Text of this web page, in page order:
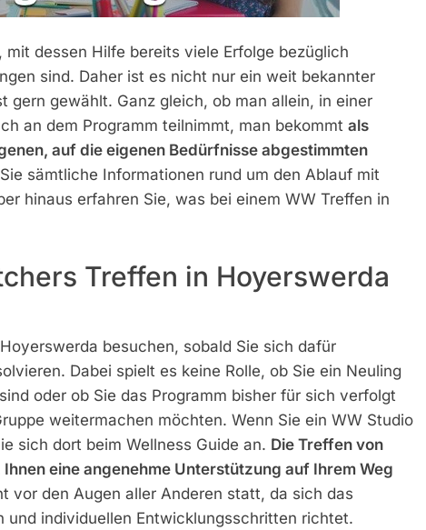
dessen Hilfe bereits viele Erfolge bezüglich
sind. Daher ist es nicht nur ein weit bekannter
gern gewählt. Ganz gleich, ob man allein, in einer
an dem Programm teilnimmt, man bekommt als
auf die eigenen Bedürfnisse abgestimmten
sämtliche Informationen rund um den Ablauf mit
hinaus erfahren Sie, was bei einem WW Treffen in
Treffen in Hoyerswerda
besuchen, sobald Sie sich dafür
Dabei spielt es keine Rolle, ob Sie ein Neuling
oder ob Sie das Programm bisher für sich verfolgt
weitermachen möchten. Wenn Sie ein WW Studio
sich dort beim Wellness Guide an. Die Treffen von
eine angenehme Unterstützung auf Ihrem Weg
vor den Augen aller Anderen statt, da sich das
und individuellen Entwicklungsschritten richtet.